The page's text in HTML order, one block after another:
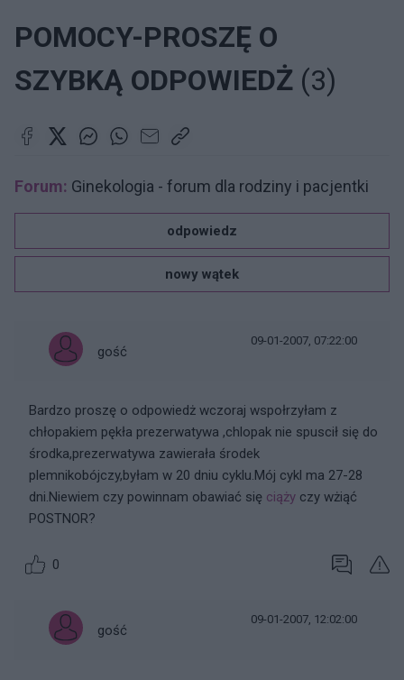
POMOCY-PROSZĘ O
SZYBKĄ ODPOWIEDŻ (3)
Forum: Ginekologia - forum dla rodziny i pacjentki
odpowiedz
nowy wątek
gość
09-01-2007, 07:22:00
Bardzo proszę o odpowiedż wczoraj wspołrzyłam z
chłopakiem pękła prezerwatywa ,chlopak nie spuscił się do
środka,prezerwatywa zawierała środek
plemnikobójczy,byłam w 20 dniu cyklu.Mój cykl ma 27-28
dni.Niewiem czy powinnam obawiać się ciąży czy wżiąć
POSTNOR?
0
gość
09-01-2007, 12:02:00